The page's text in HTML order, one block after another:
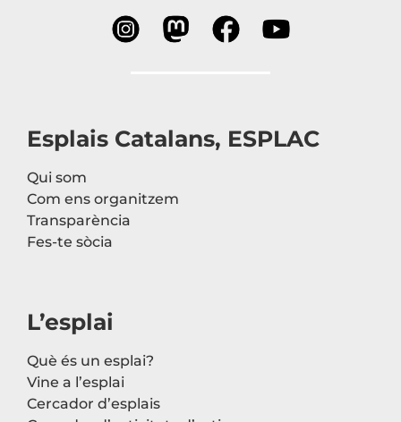
Esplais Catalans, ESPLAC
Qui som
Com ens organitzem
Transparència
Fes-te sòcia
L’esplai
Què és un esplai?
Vine a l’esplai
Cercador d’esplais